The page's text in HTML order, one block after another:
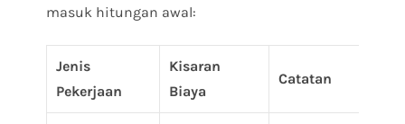
masuk hitungan awal:
Jenis
Pekerjaan
Kisaran
Biaya
Catatan